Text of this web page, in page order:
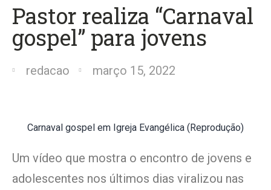
Pastor realiza “Carnaval
gospel” para jovens
redacao março 15, 2022
Carnaval gospel em Igreja Evangélica (Reprodução)
Um vídeo que mostra o encontro de jovens e
adolescentes nos últimos dias viralizou nas